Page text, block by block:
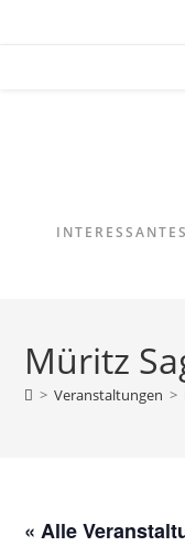
Müritz
> Veranstaltungen >
« Alle